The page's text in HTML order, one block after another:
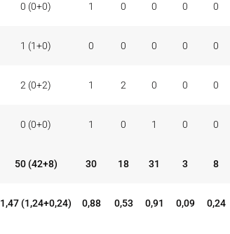
0 (0+0) 1 0 0 0 0
1 (1+0) 0 0 0 0 0
2 (0+2) 1 2 0 0 0
0 (0+0) 1 0 1 0 0
50 (42+8) 30 18 31 3 8
1,47 (1,24+0,24) 0,88 0,53 0,91 0,09 0,24